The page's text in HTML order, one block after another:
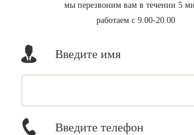
мы перезвоним вам в течении 5
работаем с 9.00-20.00
Введите имя
Введите телефон